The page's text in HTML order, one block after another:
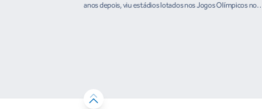
anos depois, viu estádios lotados nos Jogos Olímpicos no